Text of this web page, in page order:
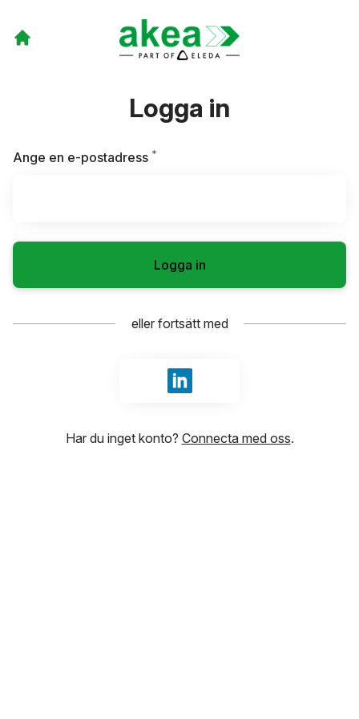
Logga in
Ange en e-postadress *
Logga in
eller fortsätt med
Logga in med LinkedIn
Har du inget konto? Connecta med oss.